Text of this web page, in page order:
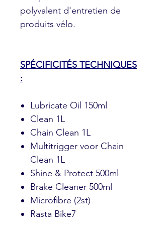
polyvalent d'entretien de
produits vélo.
SPÉCIFICITÉS TECHNIQUES
:
Lubricate Oil 150ml
Clean 1L
Chain Clean 1L
Multitrigger voor Chain
Clean 1L
Shine & Protect 500ml
Brake Cleaner 500ml
Microfibre (2st)
Rasta Bike7